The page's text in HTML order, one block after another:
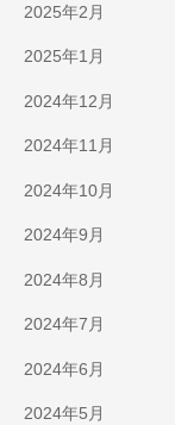
2025年2月
2025年1月
2024年12月
2024年11月
2024年10月
2024年9月
2024年8月
2024年7月
2024年6月
2024年5月